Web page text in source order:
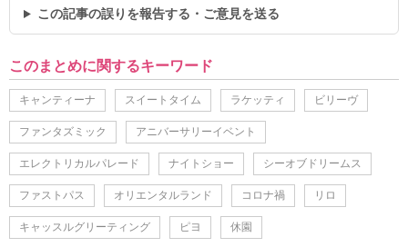
この記事の誤りを報告する・ご意見を送る
このまとめに関するキーワード
キャンティーナ スイートタイム ラケッティ ビリーヴ
ファンタズミック アニバーサリーイベント
エレクトリカルパレード ナイトショー シーオブドリームス
ファストパス オリエンタルランド コロナ禍 リロ
キャッスルグリーティング ピヨ 休園